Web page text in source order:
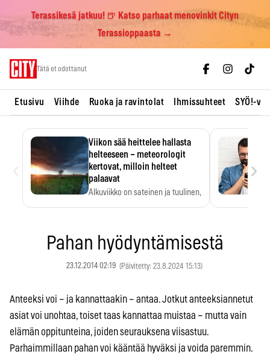
Terassikesä jatkuu! 🍺 Katso parhaat menovinkit Cityn
Terassioppaasta →
Tätä et odottanut
Etusivu Viihde Ruoka ja ravintolat Ihmissuhteet SYÖ!-
Viikon sää heittelee hallasta
helteeseen – meteorologit
kertovat, milloin helteet
palaavat
Alkuviikko on sateinen ja tuulinen,
›
Pahan hyödyntämisestä
23.12.2014 02:19 (Päivitetty: 23.8.2024 15:13)
Anteeksi voi – ja kannattaakin – antaa. Jotkut anteeksiannetut
asiat voi unohtaa, toiset taas kannattaa muistaa – mutta vain
elämän oppitunteina, joiden seurauksena viisastuu.
Parhaimmillaan pahan voi kääntää hyväksi ja voida paremmin.